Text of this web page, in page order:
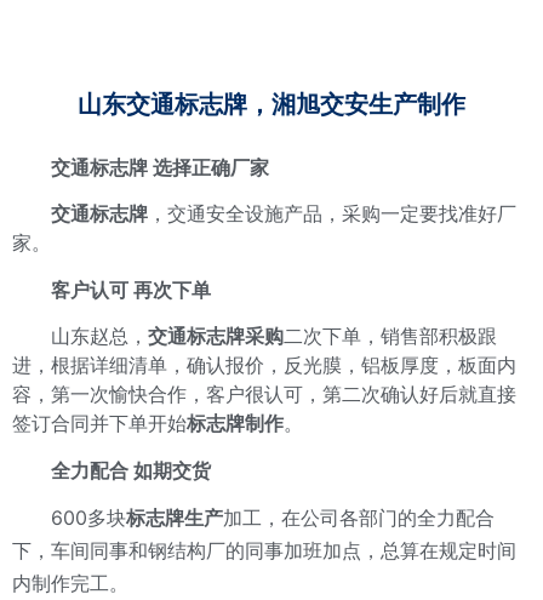
山东交通标志牌，湘旭交安生产制作
交通标志牌 选择正确厂家
交通标志牌 ，交通安全设施产品，采购一定要找准好厂
家。
客户认可 再次下单
山东赵总， 交通标志牌采购二次下单，销售部积极跟
进，根据详细清单，确认报价，反光膜，铝板厚度，板面内
容，第一次愉快合作，客户很认可，第二次确认好后就直接
签订合同并下单开始标志牌制作。
全力配合 如期交货
600多块标志牌生产加工，在公司各部门的全力配合
下，车间同事和钢结构厂的同事加班加点，总算在规定时间
内制作完工。